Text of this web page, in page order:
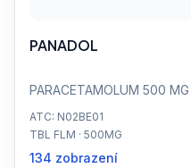
PANADOL
PARACETAMOLUM 500 MG
ATC: N02BE01
TBL FLM · 500MG
134 zobrazení